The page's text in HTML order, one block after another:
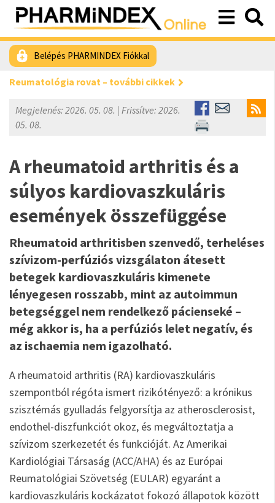
Belépés PHARMINDEX Fiókkal
Reumatológia rovat – további cikkek
Megjelenés: 2026. 05. 08. | Frissítve: 2026.
05. 08.
A rheumatoid arthritis és a
súlyos kardiovaszkuláris
események összefüggése
Rheumatoid arthritisben szenvedő, terheléses
szívizom-perfúziós vizsgálaton átesett
betegek kardiovaszkuláris kimenete
lényegesen rosszabb, mint az autoimmun
betegséggel nem rendelkező pácienseké –
még akkor is, ha a perfúziós lelet negatív, és
az ischaemia nem igazolható.
A rheumatoid arthritis (RA) kardiovaszkuláris
szempontból régóta ismert rizikótényező: a krónikus
szisztémás gyulladás felgyorsítja az atherosclerosist,
endothel-diszfunkciót okoz, és megváltoztatja a
szívizom szerkezetét és funkcióját. Az Amerikai
Kardiológiai Társaság (ACC/AHA) és az Európai
Reumatológiai Szövetség (EULAR) egyaránt a
kardiovaszkuláris kockázatot fokozó állapotok között